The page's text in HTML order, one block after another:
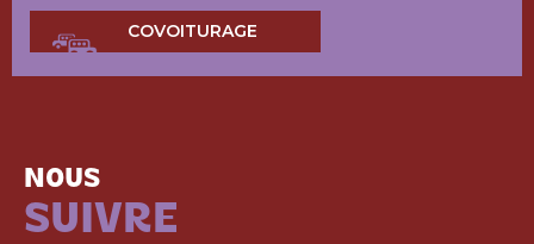
COVOITURAGE
NOUS
SUIVRE